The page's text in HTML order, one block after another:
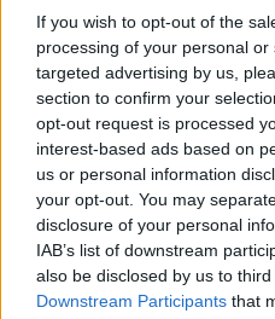
If you wish to opt-out of the
processing of your personal
targeted advertising by us,
section to confirm your
opt-out request is processed
interest-based ads based on
us or personal information
your opt-out. You may
disclosure of your personal
IAB’s list of downstream
also be disclosed by us to
Downstream Participants that
Schreiben Sie einen